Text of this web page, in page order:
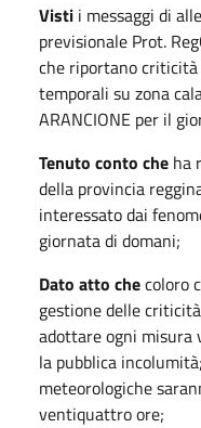
Visti i messaggi di
previsionale Prot.
che riportano
temporali su zona
ARANCIONE per il
Tenuto conto che ha
della provincia
interessato dai
giornata di domani;
Dato atto checoloro
gestione delle
adottare ogni misura
la pubblica
meteorologiche
ventiquattro ore;